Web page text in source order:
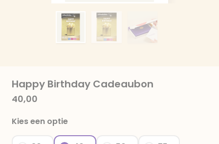
Happy Birthday Cadeaubon
40,00
Kies een optie